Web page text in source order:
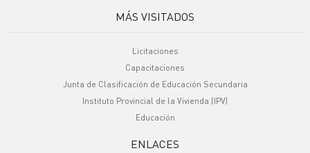
MÁS VISITADOS
Licitaciones
Capacitaciones
Junta de Clasificación de Educación Secundaria
Instituto Provincial de la Vivienda (IPV)
Educación
ENLACES